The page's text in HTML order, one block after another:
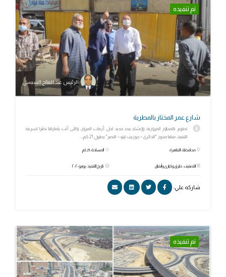
تم تنفيذه
الرئيس عبد الفتاح السيسي
شارع عمر المختار بالمطرية
تطوير بالمحاور المرورية، وإنشاء عدد جديد لحل أزمات المرور، والتى أتت بثمارها نظرا لسرعة
التنفيذ، منها محور "الدائرى – جوزيف تيتو – النصر" بطول 21 كم،...
محافظة: القاهرة
التصنيف: طرق وكبارى وأنفاق
المساحة: 21 كم
تاريخ التنفيذ: يونيو ٢٠٢٠
شاركه علي:
تم تنفيذه